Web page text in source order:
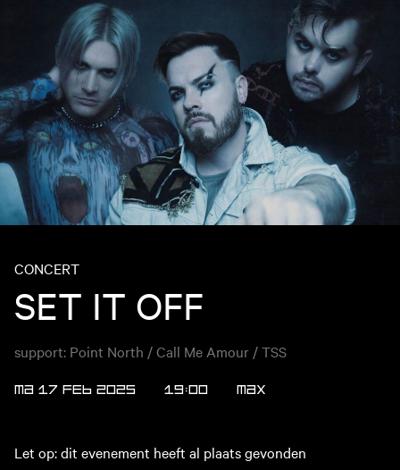
CONCERT
SET IT OFF
support: Point North / Call Me Amour / TSS
MA 17 FEB 2025 19:00 MAX
Let op: dit evenement heeft al plaats gevonden